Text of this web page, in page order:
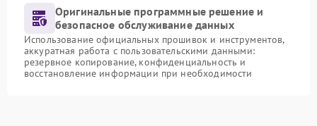
Оригинальные программные решение и
безопасное обслуживание данных
Использование официальных прошивок и инструментов,
аккуратная работа с пользовательскими данными:
резервное копирование, конфиденциальность и
восстановление информации при необходимости